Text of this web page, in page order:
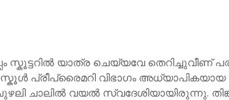
സ്കൂട്ടറില്‍ യാത്ര ചെയ്യവേ തെറിച്ചുവീണ്
സ്കൂള്‍ പ്രീപ്രൈമറി വിഭാഗം
ചാലില്‍ വയല്‍ സ്വദേശിയായിരുന്നു.